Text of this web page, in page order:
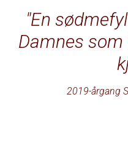
En
Damnes som
2019-årgang